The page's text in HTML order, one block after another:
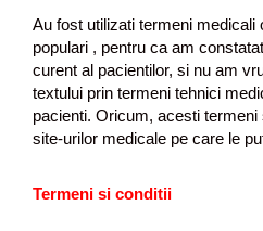
Au fost utilizati termeni medicali
populari , pentru ca am
curent al pacientilor, si nu am
textului prin termeni tehnici
pacienti. Oricum, acesti
site-urilor medicale pe care le
Termeni si conditii